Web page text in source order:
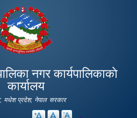
नगर कार्यपालिकाकाे
कार्यालय
मधेश प्रदेश, नेपाल सरकार